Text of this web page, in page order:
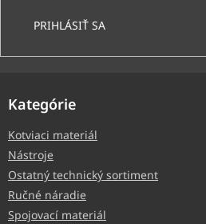
PRIHLÁSIŤ SA
Kategórie
Kotviaci materiál
Nástroje
Ostatný technický sortiment
Ručné náradie
Spojovací materiál